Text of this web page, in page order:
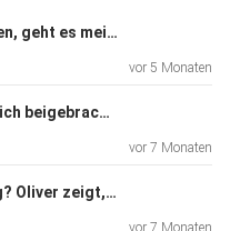
#115 Wenn Männer weinen, geht es meist um Technik! (+Special Gast)
vor 5 Monaten
#114 Was 2025 uns wirklich beigebracht hat – und wie du 2026 sauber neu startest
vor 7 Monaten
#113 10.000$ im Trading? Oliver zeigt, wie’s geht!
vor 7 Monaten